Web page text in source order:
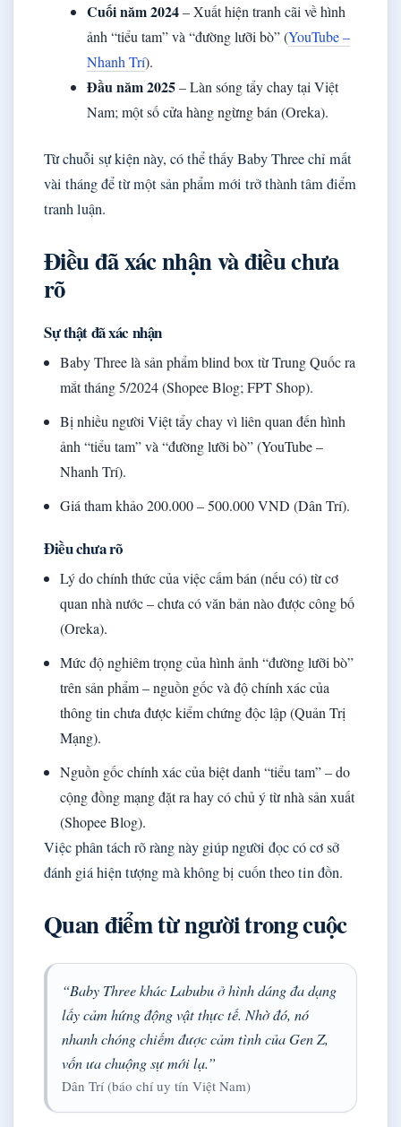
Cuối năm 2024– Xuất hiện tranh cãi về hình
ảnh “tiểu tam” và “đường lưỡi bò” (YouTube –
Nhanh Trí).
Đầu năm 2025– Làn sóng tẩy chay tại Việt
Nam; một số cửa hàng ngừng bán (Oreka).
Từ chuỗi sự kiện này, có thể thấy Baby Three chỉ mất
vài tháng để từ một sản phẩm mới trở thành tâm điểm
tranh luận.
Điều đã xác nhận và điều chưa
rõ
Sự thật đã xác nhận
Baby Three là sản phẩm blind box từ Trung Quốc ra
mắt tháng 5/2024 (Shopee Blog; FPT Shop).
Bị nhiều người Việt tẩy chay vì liên quan đến hình
ảnh “tiểu tam” và “đường lưỡi bò” (YouTube –
Nhanh Trí).
Giá tham khảo 200.000 – 500.000 VND (Dân Trí).
Điều chưa rõ
Lý do chính thức của việc cấm bán (nếu có) từ cơ
quan nhà nước – chưa có văn bản nào được công bố
(Oreka).
Mức độ nghiêm trọng của hình ảnh “đường lưỡi bò”
trên sản phẩm – nguồn gốc và độ chính xác của
thông tin chưa được kiểm chứng độc lập (Quản Trị
Mạng).
Nguồn gốc chính xác của biệt danh “tiểu tam” – do
cộng đồng mạng đặt ra hay có chủ ý từ nhà sản xuất
(Shopee Blog).
Việc phân tách rõ ràng này giúp người đọc có cơ sở
đánh giá hiện tượng mà không bị cuốn theo tin đồn.
Quan điểm từ người trong cuộc
“Baby Three khác Labubu ở hình dáng đa dạng
lấy cảm hứng động vật thực tế. Nhờ đó, nó
nhanh chóng chiếm được cảm tình của Gen Z,
vốn ưa chuộng sự mới lạ.”
Dân Trí (báo chí uy tín Việt Nam)